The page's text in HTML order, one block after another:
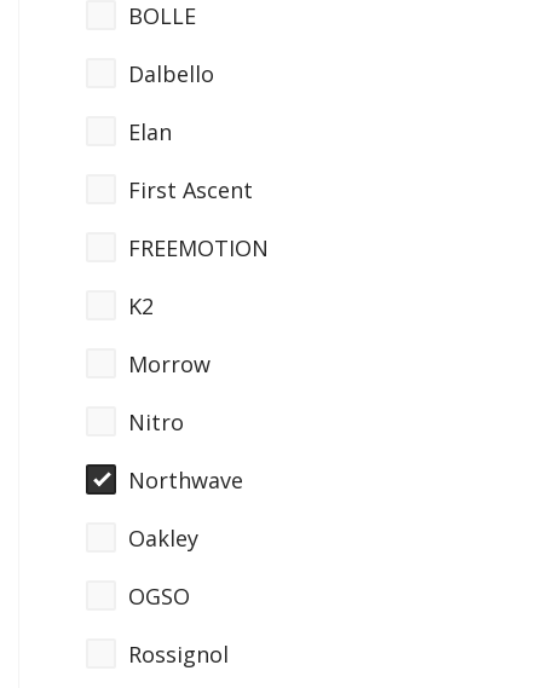
BOLLE
Dalbello
Elan
First Ascent
FREEMOTION
K2
Morrow
Nitro
Northwave
Oakley
OGSO
Rossignol